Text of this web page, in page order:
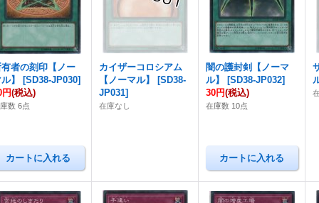
者の刻印【ノー
】
[SD38-JP030]
円(税込)
数 6点
カイザーコロシアム
【ノーマル】
[SD38-
JP031]
在庫なし
闇の護封剣【ノーマ
ル】
[SD38-JP032]
30円(税込)
在庫数 10点